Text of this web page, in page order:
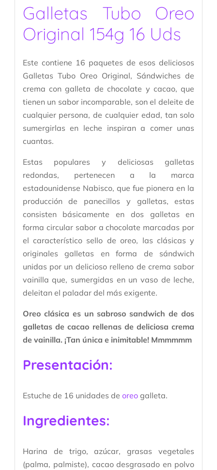
Galletas Tubo Oreo
Original 154g 16 Uds
Este contiene 16 paquetes de esos deliciosos
Galletas Tubo Oreo Original, Sándwiches de
crema con galleta de chocolate y cacao, que
tienen un sabor incomparable, son el deleite de
cualquier persona, de cualquier edad, tan solo
sumergirlas en leche inspiran a comer unas
cuantas.
Estas populares y deliciosas galletas
redondas, pertenecen a la marca
estadounidense Nabisco, que fue pionera en la
producción de panecillos y galletas, estas
consisten básicamente en dos galletas en
forma circular sabor a chocolate marcadas por
el característico sello de oreo, las clásicas y
originales galletas en forma de sándwich
unidas por un delicioso relleno de crema sabor
vainilla que, sumergidas en un vaso de leche,
deleitan el paladar del más exigente.
Oreo clásica es un sabroso sandwich de dos
galletas de cacao rellenas de deliciosa crema
de vainilla. ¡Tan única e inimitable! Mmmmmm
Presentación:
Estuche de 16 unidades de oreogalleta.
Ingredientes:
Harina de trigo, azúcar, grasas vegetales
(palma, palmiste), cacao desgrasado en polvo